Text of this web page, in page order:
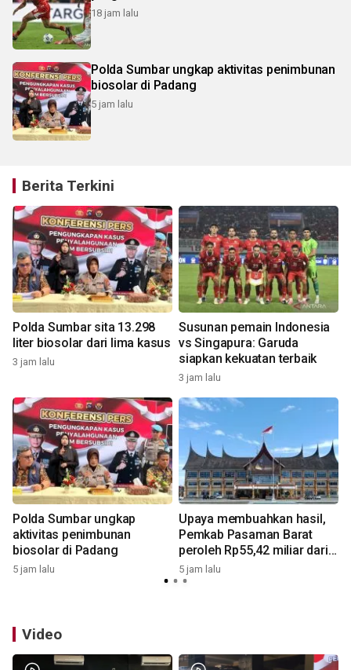
18 jam lalu
Polda Sumbar ungkap aktivitas penimbunan
biosolar di Padang
5 jam lalu
Berita Terkini
Polda Sumbar sita 13.298
liter biosolar dari lima kasus
3 jam lalu
Susunan pemain Indonesia
vs Singapura: Garuda
siapkan kekuatan terbaik
3 jam lalu
Polda Sumbar ungkap
aktivitas penimbunan
biosolar di Padang
5 jam lalu
Upaya membuahkan hasil,
Pemkab Pasaman Barat
peroleh Rp55,42 miliar dari
pemerintah pusat untuk
tambahan penggajian ASN
5 jam lalu
Video